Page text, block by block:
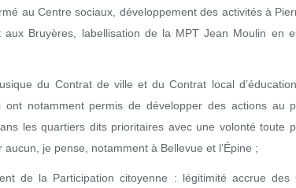
au Centre sociaux, développement des activités à
aux Bruyères, labellisation de la MPT Jean Moulin en
du Contrat de ville et du Contrat local
ont notamment permis de développer des actions au
les quartiers dits prioritaires avec une volonté toute
aucun, je pense, notamment à Bellevue et l’Épine ;
de la Participation citoyenne : légitimité accrue des